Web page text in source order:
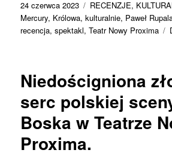
Data
publikacji
24 czerwca 2023 Kategorie
RECENZJE,
Mercury, Królowa,kulturalnie, Paweł
recencja,spektakl,Teatr Nowy Proxima
Niedościgniona
serc polskiej
Boska w Teatrze
Proxima.